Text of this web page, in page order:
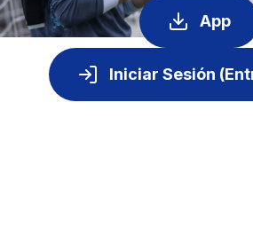
App
Iniciar Sesión